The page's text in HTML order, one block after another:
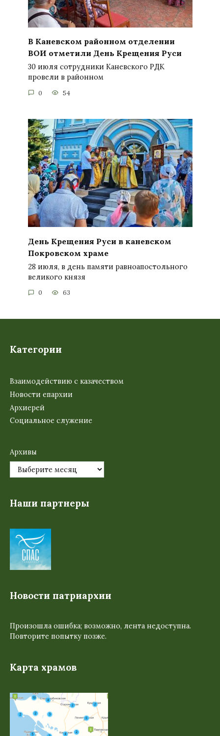
В Каневском районном отделении
ВОИ отметили День Крещения Руси
30 июля сотрудники Каневского РДК
провели в районном
0 54
День Крещения Руси в каневском
Покровском храме
28 июля, в день памяти равноапостольного
великого князя
0 63
Категории
Взаимодействию с казачеством
Новости епархии
Архиерей
Социальное служение
Архивы
Наши партнеры
Новости патриархии
Произошла ошибка; возможно, лента недоступна.
Повторите попытку позже.
Карта храмов